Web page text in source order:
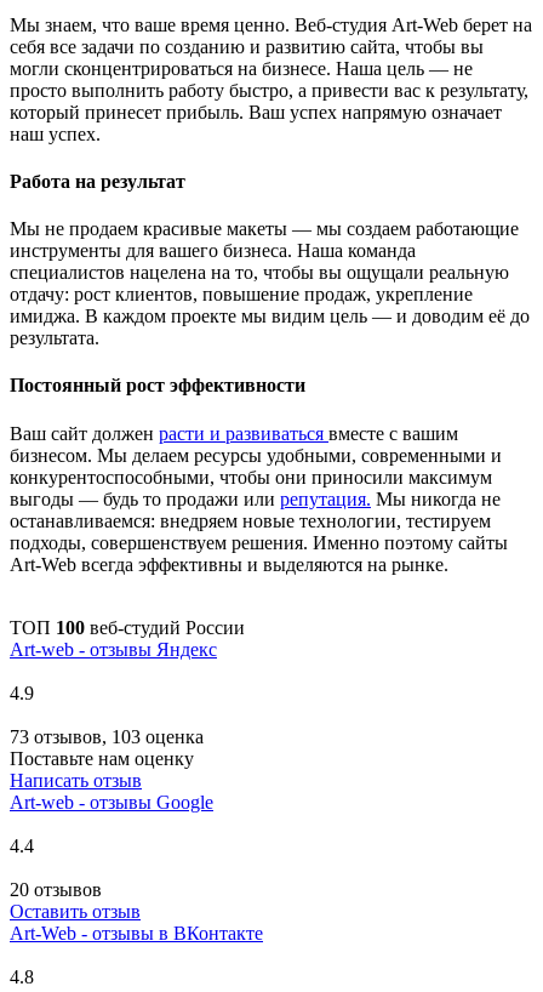
Мы знаем, что ваше время ценно. Веб-студия Art-Web берет на
себя все задачи по созданию и развитию сайта, чтобы вы
могли сконцентрироваться на бизнесе. Наша цель — не
просто выполнить работу быстро, а привести вас к результату,
который принесет прибыль. Ваш успех напрямую означает
наш успех.
Работа на результат
Мы не продаем красивые макеты — мы создаем работающие
инструменты для вашего бизнеса. Наша команда
специалистов нацелена на то, чтобы вы ощущали реальную
отдачу: рост клиентов, повышение продаж, укрепление
имиджа. В каждом проекте мы видим цель — и доводим её до
результата.
Постоянный рост эффективности
Ваш сайт должен расти и развиваться вместе с вашим
бизнесом. Мы делаем ресурсы удобными, современными и
конкурентоспособными, чтобы они приносили максимум
выгоды — будь то продажи или репутация. Мы никогда не
останавливаемся: внедряем новые технологии, тестируем
подходы, совершенствуем решения. Именно поэтому сайты
Art-Web всегда эффективны и выделяются на рынке.
ТОП 100 веб-студий России
Art-web - отзывы Яндекс
4.9
73 отзывов, 103 оценка
Поставьте нам оценку
Написать отзыв
Art-web - отзывы Google
4.4
20 отзывов
Оставить отзыв
Art-Web - отзывы в ВКонтакте
4.8